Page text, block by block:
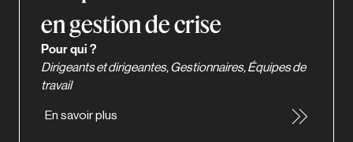
en gestion de crise
Pour qui ?
Dirigeants et dirigeantes, Gestionnaires, Équipes de
travail
En savoir plus